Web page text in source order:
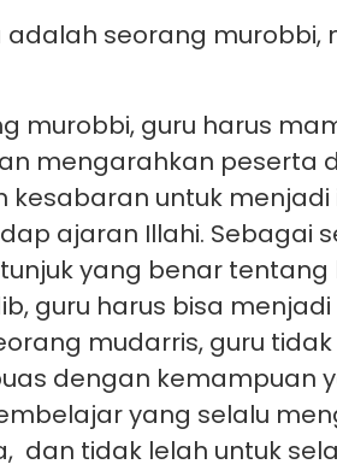
adalah seorang murobbi,
murobbi, guru harus
mengarahkan peserta
kesabaran untuk menjadi
ajaran Illahi. Sebagai
yang benar tentang
guru harus bisa
mudarris, guru
dengan kemampuan
yang selalu
dan tidak lelah untuk